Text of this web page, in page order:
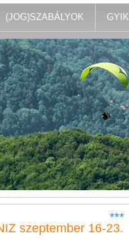
(JOG)SZABÁLYOK GYIK
***
szeptember 16-23.